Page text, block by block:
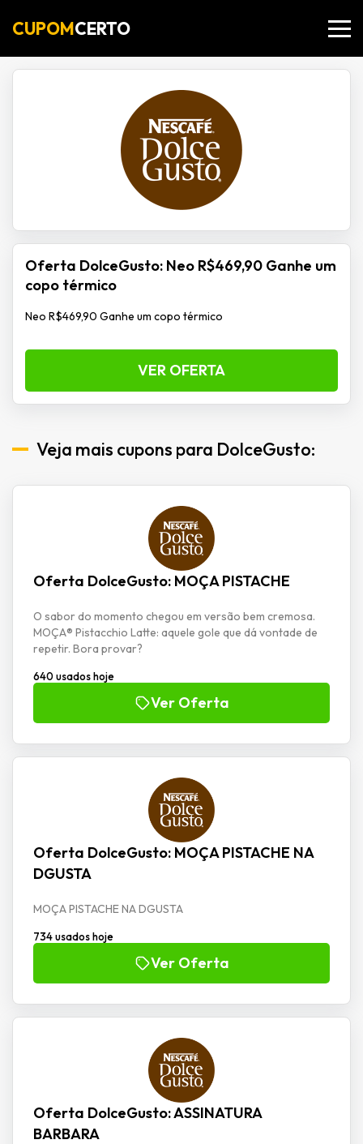
CUPOMCERTO
Oferta DolceGusto: Neo R$469,90 Ganhe um
copo térmico
Neo R$469,90 Ganhe um copo térmico
VER OFERTA
Veja mais cupons para DolceGusto:
Oferta DolceGusto: MOÇA PISTACHE
O sabor do momento chegou em versão bem cremosa.
MOÇA® Pistacchio Latte: aquele gole que dá vontade de
repetir. Bora provar?
640 usados hoje
Ver Oferta
Oferta DolceGusto: MOÇA PISTACHE NA
DGUSTA
MOÇA PISTACHE NA DGUSTA
734 usados hoje
Ver Oferta
Oferta DolceGusto: ASSINATURA
BARBARA